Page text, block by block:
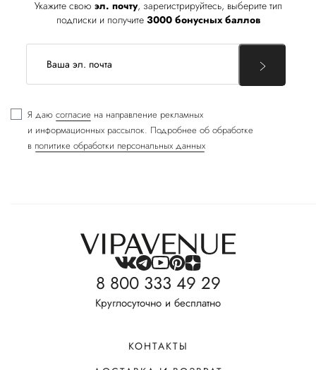
Укажите свою эл. почту, зарегистрируйтесь, выберите тип
подписки и получите 3000 бонусных баллов
Я даю согласие на направление рекламных
и информационных рассылок. Подробнее об обработке
в политике обработки персональных данных
8 800 333 49 29
Круглосуточно и бесплатно
КОНТАКТЫ